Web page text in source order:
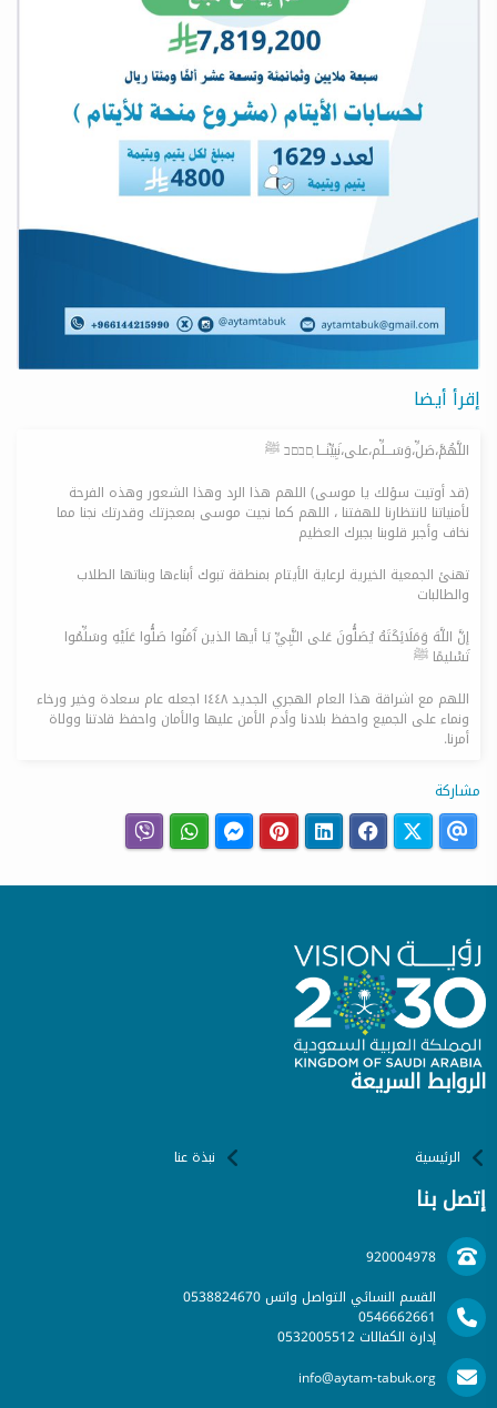
إقرأ أيضا
اللَّهُمَّ،صَلِّ،وَسَـــلِّم،على،نَبِيِّنَـــا ᷂םבםב ﷺ
(قد أوتيت سؤلك يا موسى) اللهم هذا الرد وهذا الشعور وهذه الفرحة
لأمنياتنا لانتظارنا للهفتنا ، اللهم كما نجيت موسى بمعجزتك وقدرتك نجنا مما
نخاف وأجبر قلوبنا بجبرك العظيم
تهنئ الجمعية الخيرية لرعاية الأيتام بمنطقة تبوك أبناءها وبناتها الطلاب
والطالبات
إنَّ اللَّهَ وَمَلَائِكَتَهُ يُصَلُّونَ عَلى النَّبِيِّ يَا أيها الذين آَمَنُوا صَلُّوا عَلَيْهِ وسَلِّمُوا
تَسْليمًا ﷺ
اللهم مع اشراقة هذا العام الهجري الجديد ١٤٤٨ اجعله عام سعادة وخير ورخاء
ونماء على الجميع واحفظ بلادنا وأدم الأمن عليها والأمان واحفظ قادتنا وولاة
أمرنا.
مشاركة
الروابط السريعة
الرئيسية نبذة عنا
إتصل بنا
920004978
القسم النسائي التواصل واتس 0538824670
0546662661
إدارة الكفالات 0532005512
info@aytam-tabuk.org